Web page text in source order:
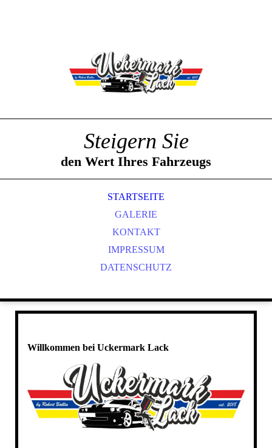
Steigern Sie
den Wert Ihres Fahrzeugs
STARTSEITE
GALERIE
KONTAKT
IMPRESSUM
DATENSCHUTZ
Willkommen bei Uckermark Lack